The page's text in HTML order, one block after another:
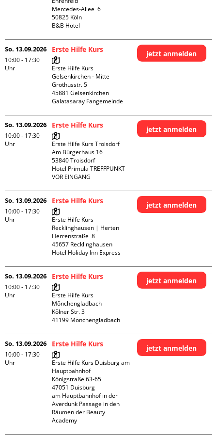
Mercedes-Allee  6
50825 Köln
B&B Hotel
So. 13.09.2026
10:00 - 17:30
Uhr
Erste Hilfe Kurs
Erste Hilfe Kurs
Gelsenkirchen - Mitte
Grothusstr. 5
45881 Gelsenkirchen
Galatasaray Fangemeinde
jetzt anmelden
So. 13.09.2026
10:00 - 17:30
Uhr
Erste Hilfe Kurs
Erste Hilfe Kurs Troisdorf
Am Bürgerhaus 16
53840 Troisdorf
Hotel Primula TREFFPUNKT
VOR EINGANG
jetzt anmelden
So. 13.09.2026
10:00 - 17:30
Uhr
Erste Hilfe Kurs
Erste Hilfe Kurs
Recklinghausen | Herten
Herrenstraße  8
45657 Recklinghausen
Hotel Holiday Inn Express
jetzt anmelden
So. 13.09.2026
10:00 - 17:30
Uhr
Erste Hilfe Kurs
Erste Hilfe Kurs
Mönchengladbach
Kölner Str. 3
jetzt anmelden
So. 13.09.2026
10:00 - 17:30
Uhr
Erste Hilfe Kurs
Erste Hilfe Kurs Duisburg am
Hauptbahnhof
Königstraße 63-65
47051 Duisburg
am Hauptbahnhof in der
Averdunk Passage in den
Räumen der Beauty
Academy
jetzt anmelden